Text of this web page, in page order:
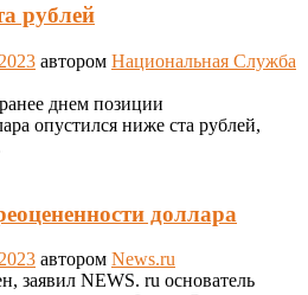
рублей
автором Национальная Служба
днем позиции
опустился ниже ста рублей,
доллара
автором News.ru
заявил NEWS. ru основатель